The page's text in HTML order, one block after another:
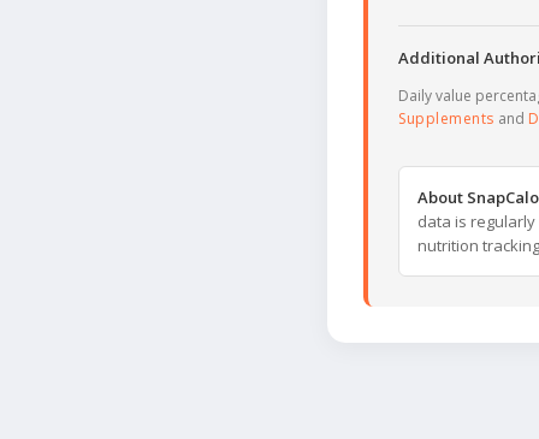
Additional
Daily value
Supplements and
About
data is
nutrition